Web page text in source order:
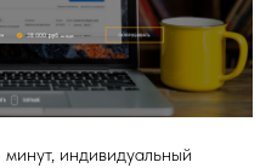
индивидуальный